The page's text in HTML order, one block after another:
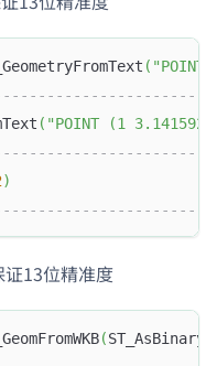
( "POINT
( "POINT (1
)
13位精准度
(ST_AsBinary